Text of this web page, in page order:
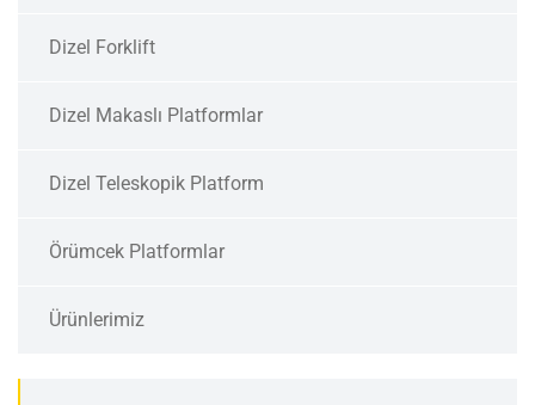
Dizel Forklift
Dizel Makaslı Platformlar
Dizel Teleskopik Platform
Örümcek Platformlar
Ürünlerimiz